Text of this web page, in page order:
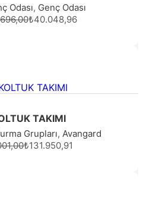
Odası, Genç Odası
₺40.048,96
TAKIMI
Grupları, Avangard
₺131.950,91